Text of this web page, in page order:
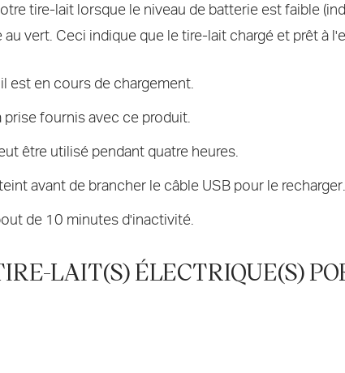
tire-lait lorsque le niveau de batterie est faible
vert. Ceci indique que le tire-lait chargé et prêt à
est en cours de chargement.
fournis avec ce produit.
être utilisé pendant quatre heures.
avant de brancher le câble USB pour le recharger.
de 10 minutes d'inactivité.
LAIT(S) ÉLECTRIQUE(S)